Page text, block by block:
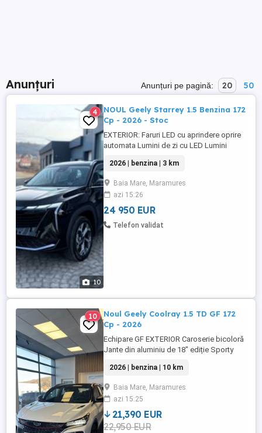
Anunțuri Anunțuri pe pagină: 20 50
10
4
NOUL Geely Starrey 1.5 Benzina 172
Cp - 2026 - Stoc
EXTERIOR: Faruri LED cu aprindere oprire
automata Lumini de zi cu LED Lumini
LED Parbriz încălzit Duze ștergătoare față
încălzite Șine de acoperiș longitudinale
Antenă în formă de aripioară de rechin
Trapă panoramică cu deschidere electrica
Oglinzi ...
2026 | benzina | 3 km
Baia Mare, Maramures
azi 15:26
24 950 EUR
Telefon validat
10
Noul Geely Coolray 1.5 TD GF 172
Cp - 2026
Echipare GF EXTERIOR Caroserie bicoloră
Jante din aluminiu de 18" ediție Sporty
reduse Încălzire parbriz Ornamente din
carbon (pe bara de protecție, praguri,
oglinzi) Spoiler sport pentru acoperiș
Pregătire pentru portbagaj de acoperiș
Bloc optic față automat ...
2026 | benzina | 10 km
Baia Mare, Maramures
azi 15:25
21,390 EUR
22,950 EUR